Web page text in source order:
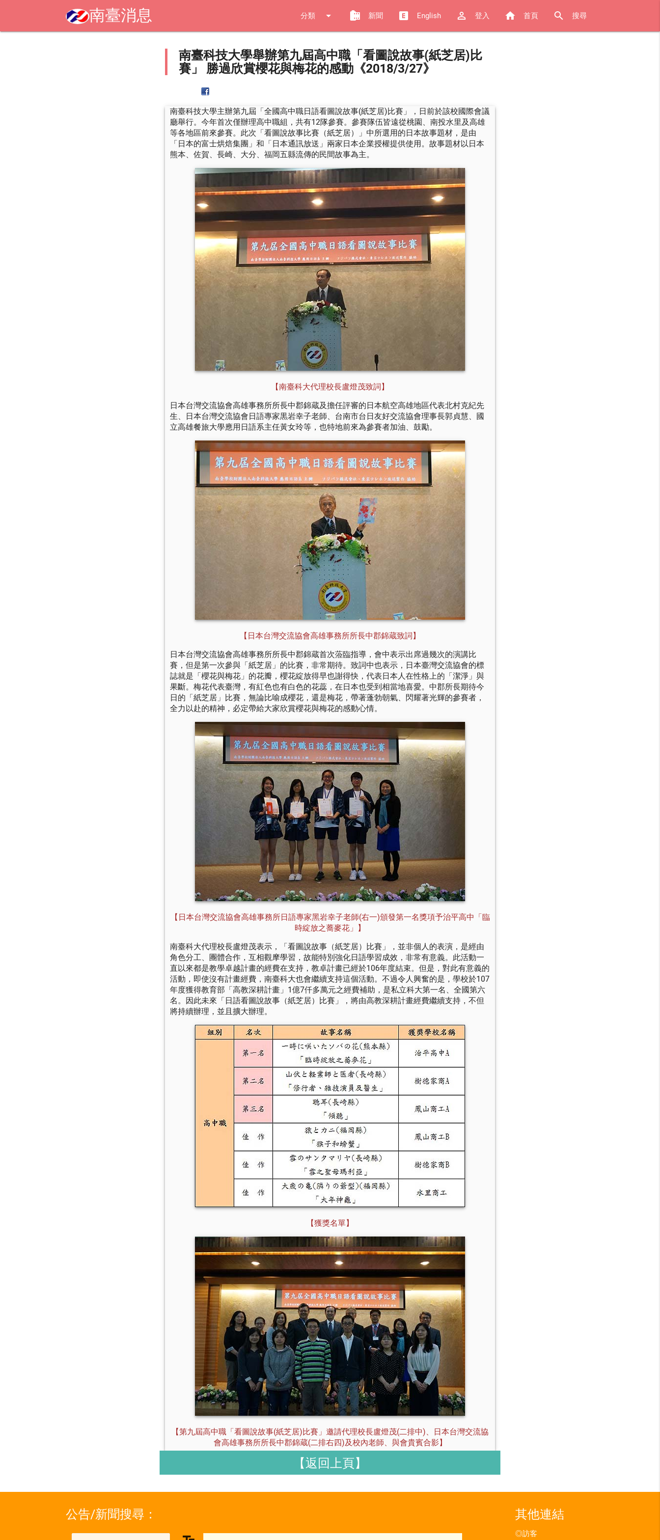
南臺消息 分類 arrow_drop_down 新聞
camera_roll English
explicit 登入
perm_identity 首頁
home 搜尋
search
南臺科技大學舉辦第九屆高中職「看圖說故事(紙芝居)比
賽」 勝過欣賞櫻花與梅花的感動《2018/3/27》
南臺科技大學主辦第九屆「全國高中職日語看圖說故事(紙芝居)比賽」，日前於該校國際會議
廳舉行。今年首次僅辦理高中職組，共有12隊參賽。參賽隊伍皆遠從桃園、南投水里及高雄
等各地區前來參賽。此次「看圖說故事比賽（紙芝居）」中所選用的日本故事題材，是由
「日本的富士烘焙集團」和「日本通訊放送」兩家日本企業授權提供使用。故事題材以日本
熊本、佐賀、長崎、大分、福岡五縣流傳的民間故事為主。
【南臺科大代理校長盧燈茂致詞】
日本台灣交流協會高雄事務所所長中郡錦蔵及擔任評審的日本航空高雄地區代表北村克紀先
生、日本台灣交流協會日語專家黒岩幸子老師、台南市台日友好交流協會理事長郭貞慧、國
立高雄餐旅大學應用日語系主任黃女玲等，也特地前來為參賽者加油、鼓勵。
【日本台灣交流協會高雄事務所所長中郡錦蔵致詞】
日本台灣交流協會高雄事務所所長中郡錦蔵首次蒞臨指導，會中表示出席過幾次的演講比
賽，但是第一次參與「紙芝居」的比賽，非常期待。致詞中也表示，日本臺灣交流協會的標
誌就是「櫻花與梅花」的花瓣，櫻花綻放得早也謝得快，代表日本人在性格上的「潔淨」與
果斷。梅花代表臺灣，有紅色也有白色的花蕊，在日本也受到相當地喜愛。中郡所長期待今
日的「紙芝居」比賽，無論比喻成櫻花，還是梅花，帶著蓬勃朝氣、閃耀著光輝的參賽者，
全力以赴的精神，必定帶給大家欣賞櫻花與梅花的感動心情。
【日本台灣交流協會高雄事務所日語專家黑岩幸子老師(右一)頒發第一名獎項予治平高中「臨
時綻放之蕎麥花」】
南臺科大代理校長盧燈茂表示，「看圖說故事（紙芝居）比賽」，並非個人的表演，是經由
角色分工、團體合作，互相觀摩學習，故能特別強化日語學習成效，非常有意義。此活動一
直以來都是教學卓越計畫的經費在支持，教卓計畫已經於106年度結束。但是，對此有意義的
活動，即使沒有計畫經費，南臺科大也會繼續支持這個活動。不過令人興奮的是，學校於107
年度獲得教育部「高教深耕計畫」1億7仟多萬元之經費補助，是私立科大第一名、全國第六
名。因此未來「日語看圖說故事（紙芝居）比賽」，將由高教深耕計畫經費繼續支持，不但
將持續辦理，並且擴大辦理。
【獲獎名單】
【第九屆高中職「看圖說故事(紙芝居)比賽」邀請代理校長盧燈茂(二排中)、日本台灣交流協
會高雄事務所所長中郡錦蔵(二排右四)及校內老師、與會貴賓合影】
【返回上頁】
公告/新聞搜尋： 其他連結
◎訪客